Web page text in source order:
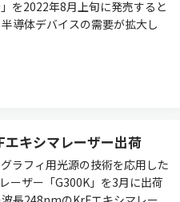
を2022年8月上旬に発売すると
導体デバイスの需要が拡大し
キシマレーザー出荷
ラフィ用光源の技術を応用した
ーザー「G300K」を3月に出荷